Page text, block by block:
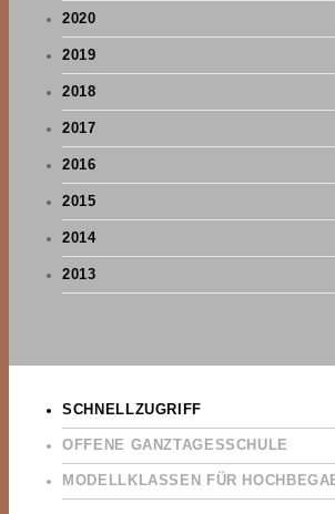
2020
2019
2018
2017
2016
2015
2014
2013
SCHNELLZUGRIFF
OFFENE GANZTAGESSCHULE
MODELLKLASSEN FÜR